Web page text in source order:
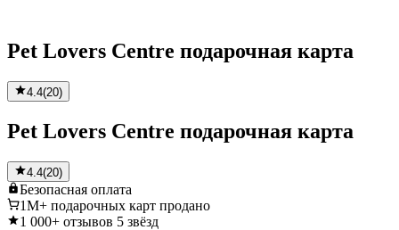
Pet Lovers Centre подарочная карта
4.4(20)
Pet Lovers Centre подарочная карта
4.4(20)
Безопасная оплата
1M+ подарочных карт продано
1 000+ отзывов 5 звёзд